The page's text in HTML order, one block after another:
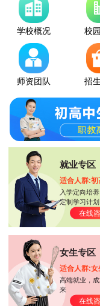
学校概况 校
师资团队 招
就业专区
适合人群:初
入学定向培
定制学习计划
在线
女生专区
适合人群:女
高端就业，
来
在线